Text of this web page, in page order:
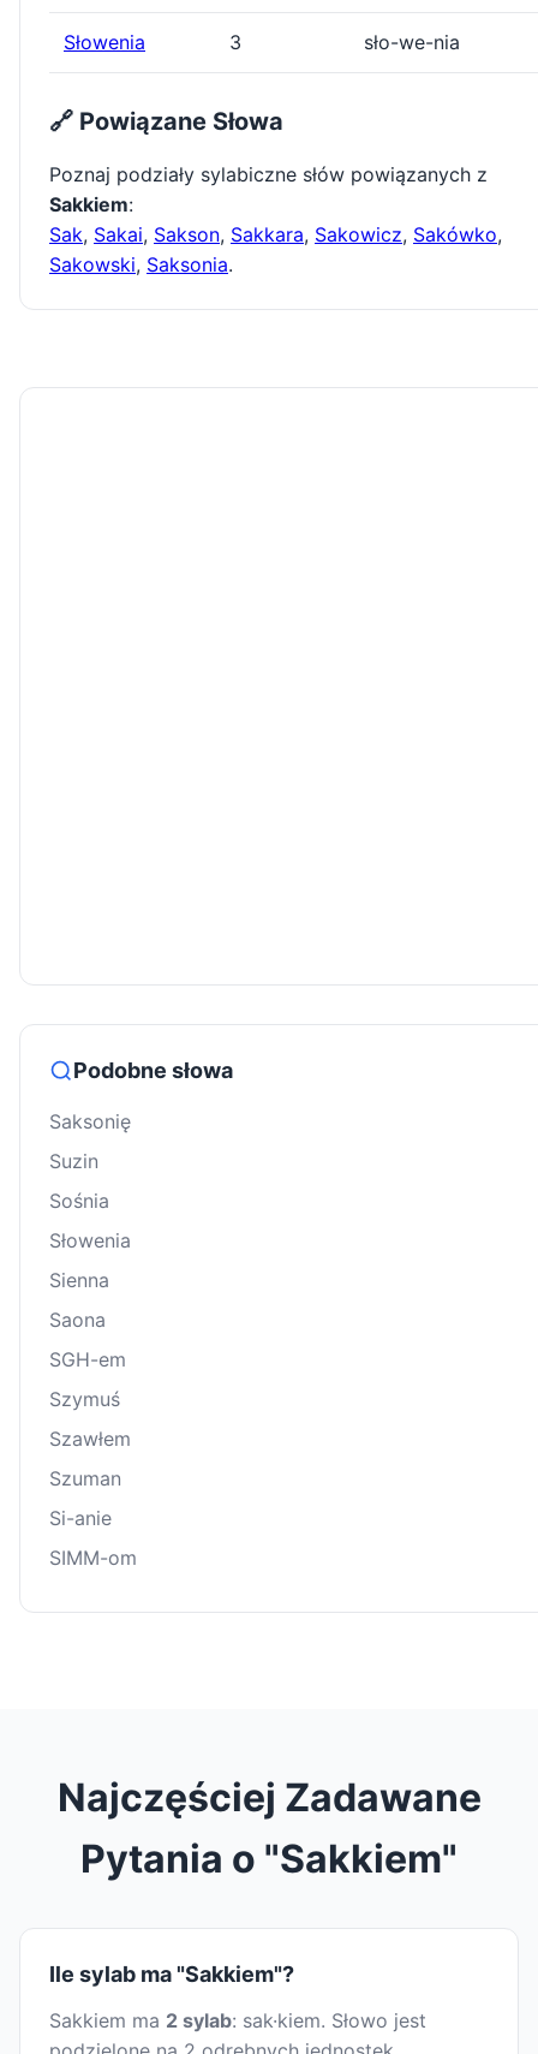
Słowenia 3 sło-we-nia
🔗 Powiązane Słowa
Poznaj podziały sylabiczne słów powiązanych z
Sakkiem:
Sak, Sakai, Sakson, Sakkara, Sakowicz, Sakówko,
Sakowski, Saksonia.
Podobne słowa
Saksonię
Suzin
Sośnia
Słowenia
Sienna
Saona
SGH-em
Szymuś
Szawłem
Szuman
Si-anie
SIMM-om
Najczęściej Zadawane
Pytania o "Sakkiem"
Ile sylab ma "Sakkiem"?
Sakkiem ma 2 sylab: sak·kiem. Słowo jest